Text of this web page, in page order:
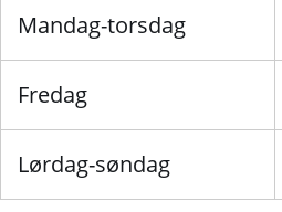
Mandag-torsdag
Fredag
Lørdag-søndag